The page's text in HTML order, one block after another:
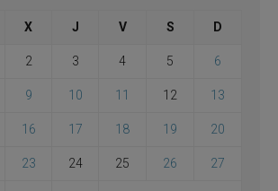
X J V S D
2 3 4 5 6
9 10 11 12 13
16 17 18 19 20
23 24 25 26 27